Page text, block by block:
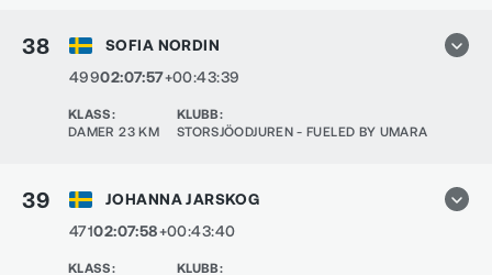
38
SOFIA NORDIN
49902:07:57+00:43:39
KLASS:
DAMER 23 KM
KLUBB:
STORSJÖODJUREN - FUELED BY UMARA
39
JOHANNA JARSKOG
47102:07:58+00:43:40
KLASS:
KLUBB: